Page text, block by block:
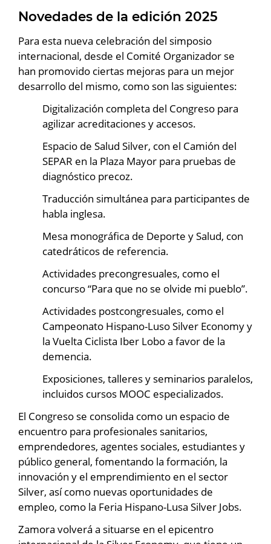
Novedades de la edición 2025
Para esta nueva celebración del simposio
internacional, desde el Comité Organizador se
han promovido ciertas mejoras para un mejor
desarrollo del mismo, como son las siguientes:
Digitalización completa del Congreso para
agilizar acreditaciones y accesos.
Espacio de Salud Silver, con el Camión del
SEPAR en la Plaza Mayor para pruebas de
diagnóstico precoz.
Traducción simultánea para participantes de
habla inglesa.
Mesa monográfica de Deporte y Salud, con
catedráticos de referencia.
Actividades precongresuales, como el
concurso “Para que no se olvide mi pueblo”.
Actividades postcongresuales, como el
Campeonato Hispano-Luso Silver Economy y
la Vuelta Ciclista Iber Lobo a favor de la
demencia.
Exposiciones, talleres y seminarios paralelos,
incluidos cursos MOOC especializados.
El Congreso se consolida como un espacio de
encuentro para profesionales sanitarios,
emprendedores, agentes sociales, estudiantes y
público general, fomentando la formación, la
innovación y el emprendimiento en el sector
Silver, así como nuevas oportunidades de
empleo, como la Feria Hispano-Lusa Silver Jobs.
Zamora volverá a situarse en el epicentro